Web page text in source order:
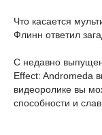
Что касается
Флинн ответил
С недавно
Effect: Andromeda
видеоролике вы
способности и